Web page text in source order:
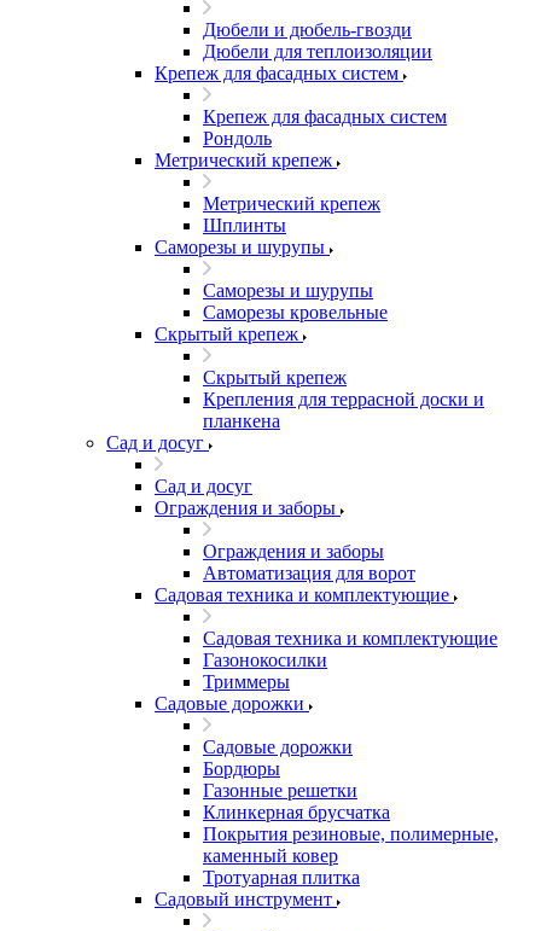
Дюбели и дюбель-гвозди
Дюбели для теплоизоляции
Крепеж для фасадных систем
Крепеж для фасадных систем
Рондоль
Метрический крепеж
Метрический крепеж
Шплинты
Саморезы и шурупы
Саморезы и шурупы
Саморезы кровельные
Скрытый крепеж
Скрытый крепеж
Крепления для террасной доски и
планкена
Сад и досуг
Сад и досуг
Ограждения и заборы
Ограждения и заборы
Автоматизация для ворот
Садовая техника и комплектующие
Садовая техника и комплектующие
Газонокосилки
Триммеры
Садовые дорожки
Садовые дорожки
Бордюры
Газонные решетки
Клинкерная брусчатка
Покрытия резиновые, полимерные,
каменный ковер
Тротуарная плитка
Садовый инструмент